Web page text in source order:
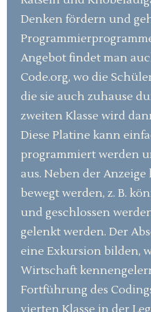
Denken fördern und
Angebot findet man
Code.org, wo die
die sie auch zuhause
zweiten Klasse wird
Diese Platine kann
programmiert werden
aus. Neben der
bewegt werden, z. B.
und geschlossen
gelenkt werden. Der
eine Exkursion bilden,
Wirtschaft
Fortführung des